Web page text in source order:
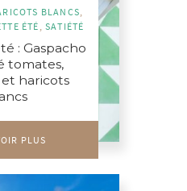
BLANCS,
ÉTÉ, SATIÉTÉ
: Gaspacho
tomates,
haricots
PLUS